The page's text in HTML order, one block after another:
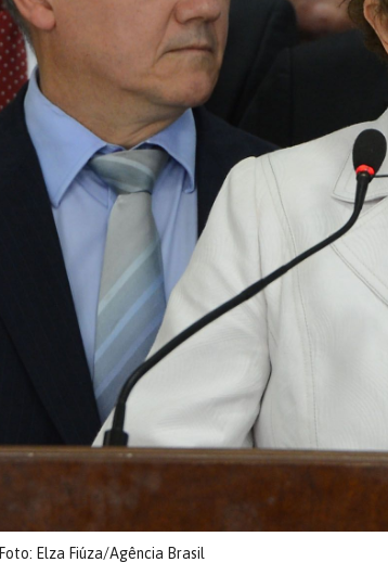
Foto: Elza Fiúza/Agência Brasil